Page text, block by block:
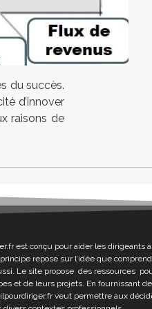
du succès.
d’innover
raisons de
est conçu pour aider les dirigeants
repose sur l’idée que
Le site propose des ressources
et de leurs projets. En fournissant
veut permettre aux